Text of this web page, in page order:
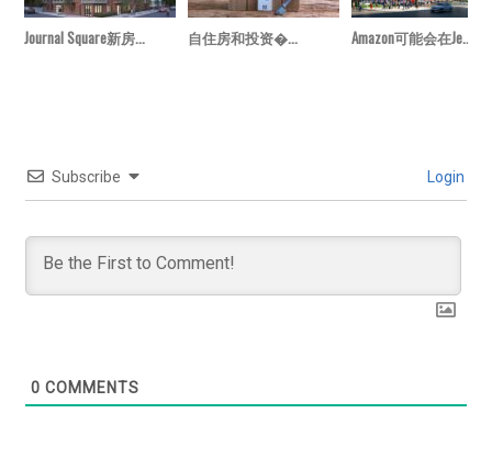
Journal Square新房... 自住房和投资�... Amazon可能会在Je...
Subscribe Login
0 COMMENTS